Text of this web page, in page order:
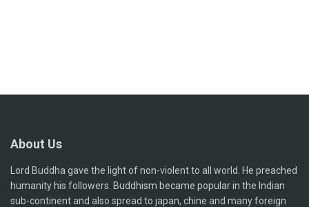
About Us
Lord Buddha gave the light of non-violent to all world. He preached
humanity his followers. Buddhism became popular in the Indian
sub-continent and also spread to japan, chine and many foreign